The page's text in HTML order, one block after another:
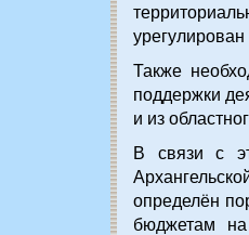
Также
поддержки
и из
В связи с
определён
бюджетам